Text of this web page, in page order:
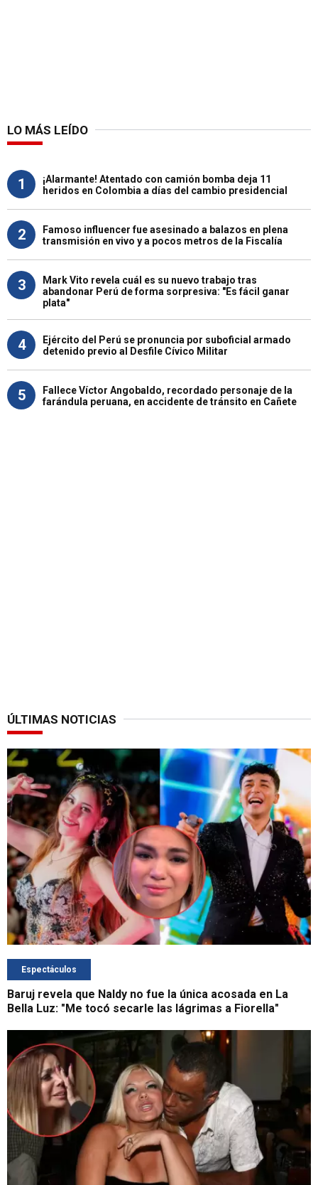
LO MÁS LEÍDO
1
¡Alarmante! Atentado con camión bomba deja 11
heridos en Colombia a días del cambio presidencial
2
Famoso influencer fue asesinado a balazos en plena
transmisión en vivo y a pocos metros de la Fiscalía
3
Mark Vito revela cuál es su nuevo trabajo tras
abandonar Perú de forma sorpresiva: "Es fácil ganar
plata"
4
Ejército del Perú se pronuncia por suboficial armado
detenido previo al Desfile Cívico Militar
5
Fallece Víctor Angobaldo, recordado personaje de la
farándula peruana, en accidente de tránsito en Cañete
ÚLTIMAS NOTICIAS
Espectáculos
Baruj revela que Naldy no fue la única acosada en La
Bella Luz: "Me tocó secarle las lágrimas a Fiorella"